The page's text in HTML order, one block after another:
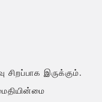
இருக்கும்.